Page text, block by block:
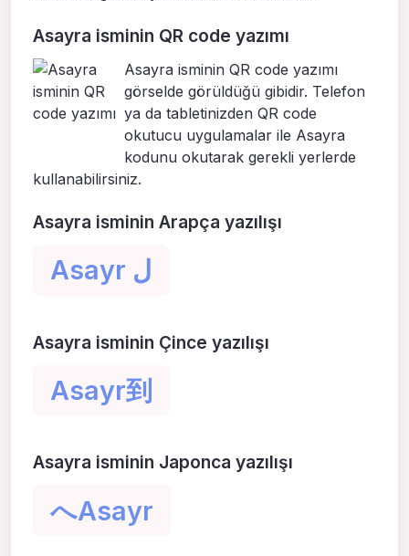
Asayra isminin QR code yazımı
Asayra isminin QR code yazımı
görselde görüldüğü gibidir. Telefon
ya da tabletinizden QR code
okutucu uygulamalar ile Asayra
kodunu okutarak gerekli yerlerde
kullanabilirsiniz.
Asayra isminin Arapça yazılışı
Asayr ل
Asayra isminin Çince yazılışı
Asayr到
Asayra isminin Japonca yazılışı
へAsayr